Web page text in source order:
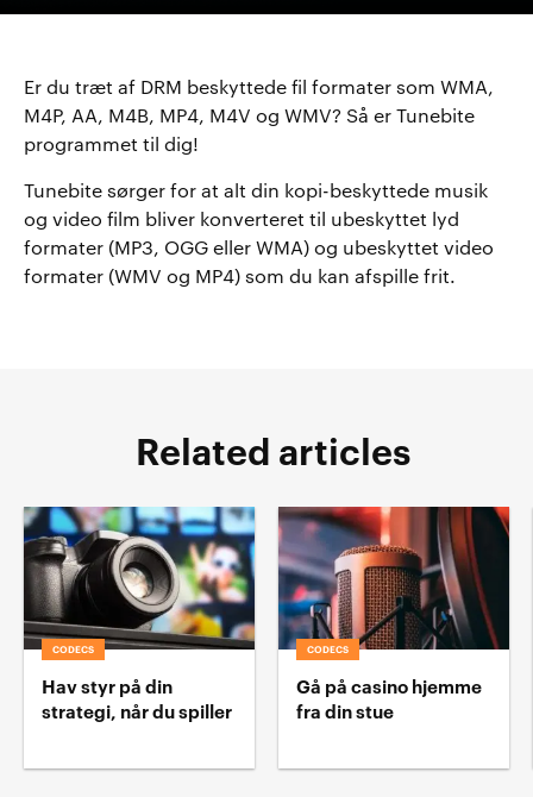
Er du træt af DRM beskyttede fil formater som WMA,
M4P, AA, M4B, MP4, M4V og WMV? Så er Tunebite
programmet til dig!
Tunebite sørger for at alt din kopi-beskyttede musik
og video film bliver konverteret til ubeskyttet lyd
formater (MP3, OGG eller WMA) og ubeskyttet video
formater (WMV og MP4) som du kan afspille frit.
Related articles
CODECS
Hav styr på din
strategi, når du spiller
CODECS
Gå på casino hjemme
fra din stue